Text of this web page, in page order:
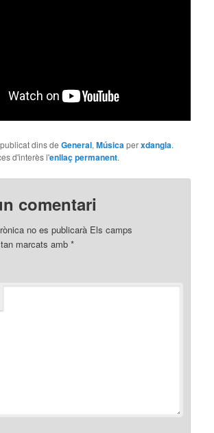
dins deGeneral,Músicaperxdangla.
d'interès l'enllaç permanent.
comentari
no es publicarà Els camps
marcats amb*